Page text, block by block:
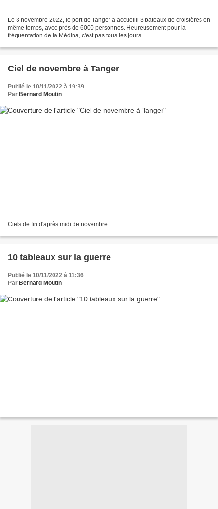
Le 3 novembre 2022, le port de Tanger a accueilli 3 bateaux de croisières en
même temps, avec près de 6000 personnes. Heureusement pour la
fréquentation de la Médina, c'est pas tous les jours ...
Ciel de novembre à Tanger
Publié le 10/11/2022 à 19:39
Par Bernard Moutin
Ciels de fin d'après midi de novembre
10 tableaux sur la guerre
Publié le 10/11/2022 à 11:36
Par Bernard Moutin